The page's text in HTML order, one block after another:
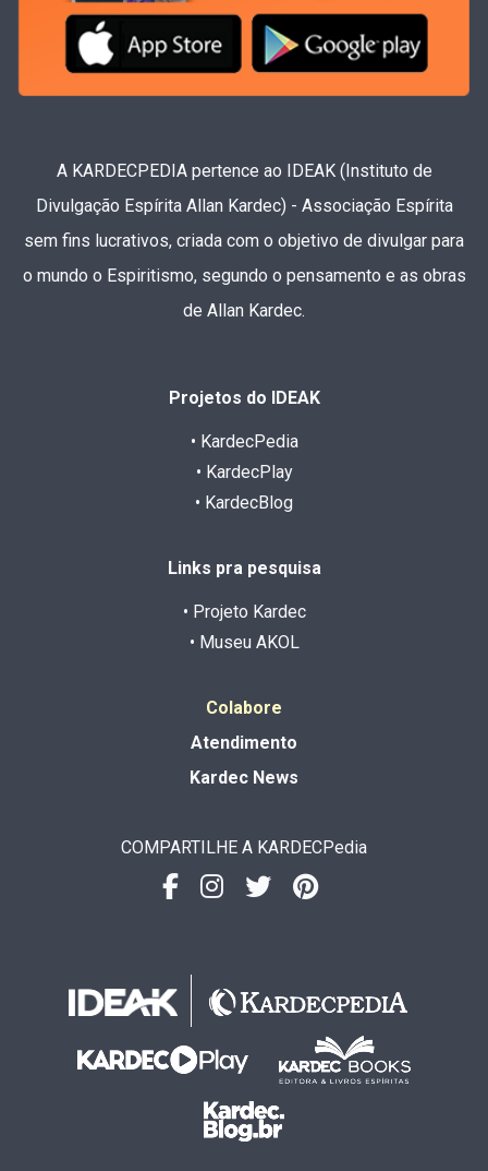
A KARDECPEDIA pertence ao IDEAK (Instituto de
Divulgação Espírita Allan Kardec) - Associação Espírita
sem fins lucrativos, criada com o objetivo de divulgar para
o mundo o Espiritismo, segundo o pensamento e as obras
de Allan Kardec.
Projetos do IDEAK
• KardecPedia
• KardecPlay
• KardecBlog
Links pra pesquisa
• Projeto Kardec
• Museu AKOL
Colabore
Atendimento
Kardec News
COMPARTILHE A KARDECPedia